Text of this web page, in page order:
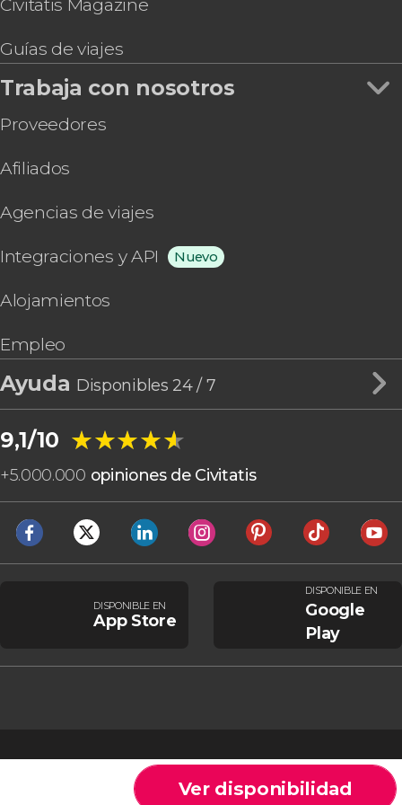
Ver disponibilidad
Civitatis Magazine
Guías de viajes
Trabaja con nosotros
Proveedores
Afiliados
Agencias de viajes
Integraciones y API Nuevo
Alojamientos
Empleo
Ayuda Disponibles 24 / 7
9,1/10 ★★★★★
★★★★★
+5.000.000 opiniones de Civitatis
DISPONIBLE EN
App Store
DISPONIBLE EN
Google
Play
Condiciones generales Aviso legal Política de privacidad Cookies